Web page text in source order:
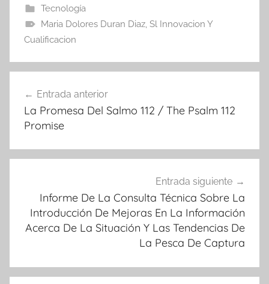
Tecnología
Maria Dolores Duran Diaz, Sl Innovacion Y
Cualificacion
de
entradas
Entrada anterior
La Promesa Del Salmo 112 / The Psalm 112
Promise
Entrada siguiente
Informe De La Consulta Técnica Sobre La
Introducción De Mejoras En La Información
Acerca De La Situación Y Las Tendencias De
La Pesca De Captura